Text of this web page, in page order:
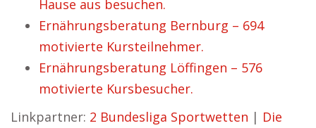
Hause aus besuchen.
Ernährungsberatung Bernburg – 694
motivierte Kursteilnehmer.
Ernährungsberatung Löffingen – 576
motivierte Kursbesucher.
Linkpartner: 2 Bundesliga Sportwetten | Die